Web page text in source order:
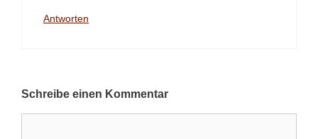
Antworten
Schreibe einen Kommentar